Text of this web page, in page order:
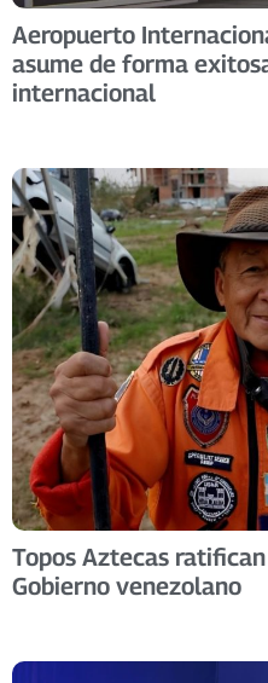
Aeropuerto
asume de forma
internacional
Topos Aztecas
Gobierno venezolano ​